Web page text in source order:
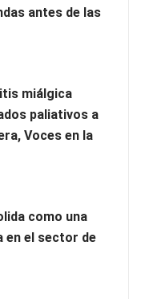
técnicas, tiempos
antes de las
miálgica
paliativos a
Voces en la
como una
en el sector de